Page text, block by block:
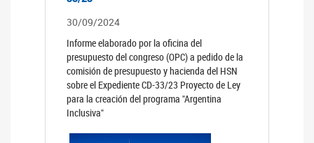
30/09/2024
Informe elaborado por la oficina del
presupuesto del congreso (OPC) a pedido de la
comisión de presupuesto y hacienda del HSN
sobre el Expediente CD-33/23 Proyecto de Ley
para la creación del programa "Argentina
Inclusiva"